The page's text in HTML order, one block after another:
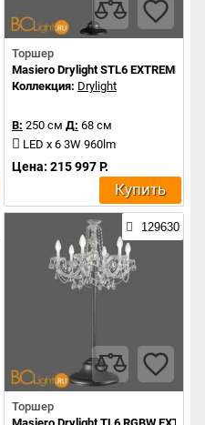
Торшер
Masiero Drylight STL6 EXTREME
Коллекция: Drylight
В: 250 см Д: 68 см
LED x 6 3W 960lm
Цена: 215 997 Р.
Купить
129630
Торшер